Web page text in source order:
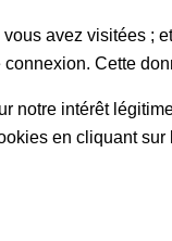
avez visitées ;
Cette
notre intérêt
en cliquant sur